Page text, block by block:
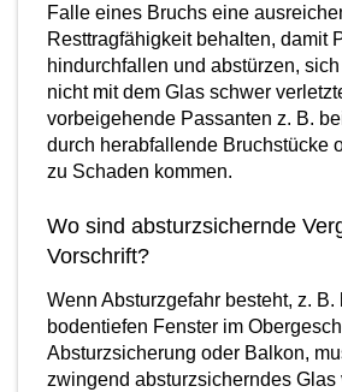
Falle eines Bruchs eine
Resttragfähigkeit behalten, damit
hindurchfallen und abstürzen, sich
nicht mit dem Glas schwer
vorbeigehende Passanten z. B.
durch herabfallende Bruchstücke
zu Schaden kommen.
Wo sind absturzsichernde
Vorschrift?
Wenn Absturzgefahr besteht, z. B.
bodentiefen Fenster im
Absturzsicherung oder Balkon,
zwingend absturzsicherndes Glas